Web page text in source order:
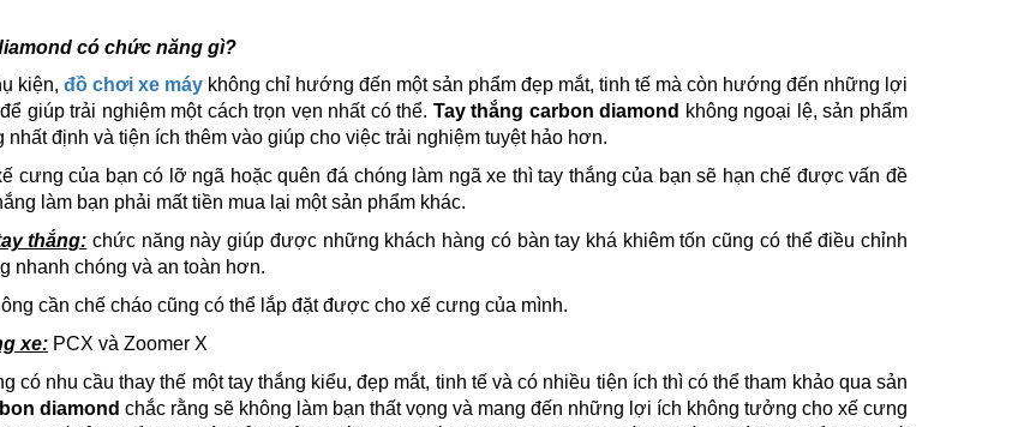
có chức năng gì?
kiện, đồ chơi xe máykhông chỉ hướng đến một sản phẩm đẹp mắt, tinh tế mà còn hướng đến những lợi
giúp trải nghiệm một cách trọn vẹn nhất có thể. Tay thắng carbon diamond không ngoại lệ, sản phẩm
định và tiện ích thêm vào giúp cho việc trải nghiệm tuyệt hảo hơn.
cưng của bạn có lỡ ngã hoặc quên đá chóng làm ngã xe thì tay thắng của bạn sẽ hạn chế được vấn đề
làm bạn phải mất tiền mua lại một sản phẩm khác.
thắng: chức năng này giúp được những khách hàng có bàn tay khá khiêm tốn cũng có thể điều chỉnh
nhanh chóng và an toàn hơn.
cần chế cháo cũng có thể lắp đặt được cho xế cưng của mình.
xe:PCX và Zoomer X
có nhu cầu thay thế một tay thắng kiểu, đẹp mắt, tinh tế và có nhiều tiện ích thì có thể tham khảo qua sản
diamond chắc rằng sẽ không làm bạn thất vọng và mang đến những lợi ích không tưởng cho xế cưng